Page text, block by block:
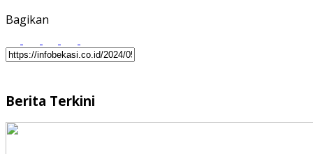
Bagikan
Berita Terkini